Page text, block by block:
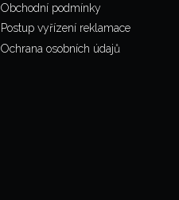
Obchodní podmínky
Postup vyřízení reklamace
Ochrana osobních údajů